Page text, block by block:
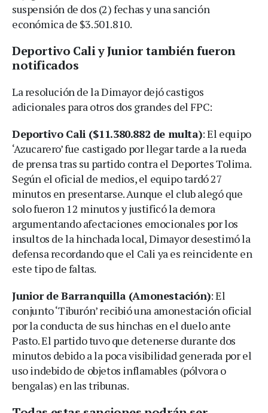
suspensión de dos (2) fechas y una sanción
económica de $3.501.810.
Deportivo Cali y Junior también fueron
notificados
La resolución de la Dimayor dejó castigos
adicionales para otros dos grandes del FPC:
Deportivo Cali ($11.380.882 de multa): El equipo
‘Azucarero’ fue castigado por llegar tarde a la rueda
de prensa tras su partido contra el Deportes Tolima.
Según el oficial de medios, el equipo tardó 27
minutos en presentarse. Aunque el club alegó que
solo fueron 12 minutos y justificó la demora
argumentando afectaciones emocionales por los
insultos de la hinchada local, Dimayor desestimó la
defensa recordando que el Cali ya es reincidente en
este tipo de faltas.
Junior de Barranquilla (Amonestación): El
conjunto ‘Tiburón’ recibió una amonestación oficial
por la conducta de sus hinchas en el duelo ante
Pasto. El partido tuvo que detenerse durante dos
minutos debido a la poca visibilidad generada por el
uso indebido de objetos inflamables (pólvora o
bengalas) en las tribunas.